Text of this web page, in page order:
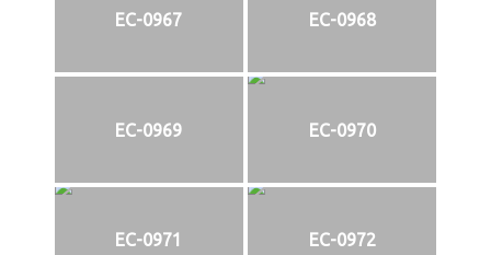
EC-0967 EC-0968
EC-0969 EC-0970
EC-0971 EC-0972